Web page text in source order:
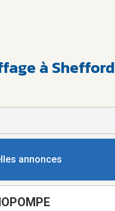
à Shefford
annonces